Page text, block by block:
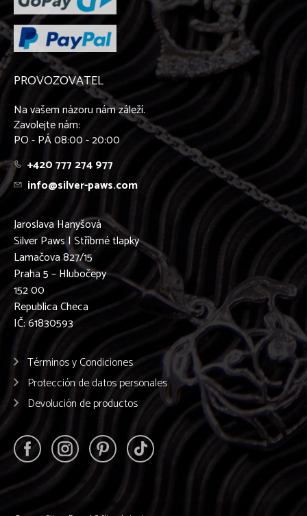
PROVOZOVATEL
Na vašem názoru nám záleží.
Zavolejte nám:
PO - PÁ 08:00 - 20:00
+420 777 274 977
info@silver-paws.com
Jaroslava Hanyšová
Silver Paws | Stříbrné tlapky
Lamačova 827/15
Praha 5 – Hlubočepy
152 00
Republica Checa
IČ: 61830593
Términos y Condiciones
Protección de datos personales
Devolución de productos